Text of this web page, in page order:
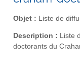
Objet : Liste de
Description : Liste
doctorants du